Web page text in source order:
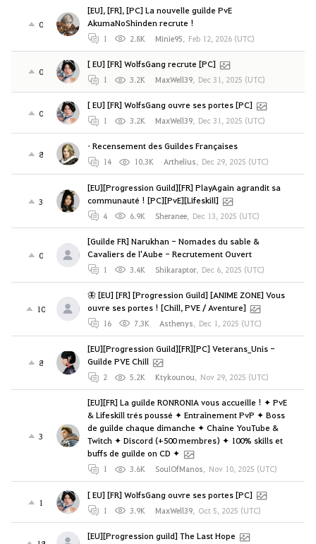
0
[EU], [FR], [PC] La nouvelle guilde PvE
AkumaNoShinden recrute !
1 2.8K Minie95, Feb 12, 2026 (UTC)
0
[ EU] [FR] WolfsGang recrute [PC]
1 3.2K MaxWell39, Dec 31, 2025 (UTC)
0
[ EU] [FR] WolfsGang ouvre ses portes [PC]
1 3.2K MaxWell39, Dec 31, 2025 (UTC)
8
• Recensement des Guildes Françaises
14 10.3K Arthelius, Dec 29, 2025 (UTC)
3
[EU][Progression Guild][FR] PlayAgain agrandit sa
communauté ! [PC][PvE][Lifeskill]
4 6.9K Sheranee, Dec 13, 2025 (UTC)
0
[Guilde FR] Narukhan - Nomades du sable &
Cavaliers de l'Aube - Recrutement Ouvert
1 3.4K Shikaraptor, Dec 6, 2025 (UTC)
10
🦋 [EU] [FR] [Progression Guild] [ANIME ZONE] Vous
ouvre ses portes ! [Chill, PVE / Aventure]
16 7.3K Asthenys, Dec 1, 2025 (UTC)
8
[EU][Progression Guild][FR][PC] Veterans_Unis -
Guilde PVE Chill
2 5.2K Ktykounou, Nov 29, 2025 (UTC)
3
[EU][FR] La guilde RONRONIA vous accueille ! ✦ PvE
& Lifeskill trés poussé ✦ Entraînement PvP ✦ Boss
de guilde chaque dimanche ✦ Chaîne YouTube &
Twitch ✦ Discord (+500 membres) ✦ 100% skills et
buffs de guilde on CD ✦
1 3.6K SoulOfManos, Nov 10, 2025 (UTC)
1
[ EU] [FR] WolfsGang ouvre ses portes [PC]
1 3.9K MaxWell39, Oct 5, 2025 (UTC)
[EU][Progression guild] The Last Hope